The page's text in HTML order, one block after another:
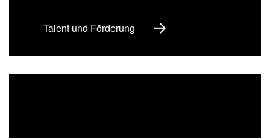
Talent und Förderung